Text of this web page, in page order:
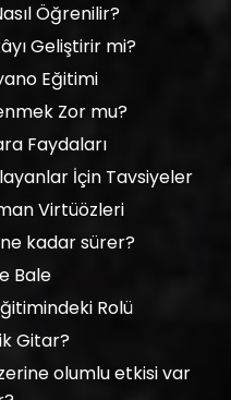
Öğrenilir?
Geliştirir mi?
Eğitimi
Zor mu?
Faydaları
İçin Tavsiyeler
Virtüözleri
kadar sürer?
Bale
Rolü
Gitar?
olumlu etkisi var